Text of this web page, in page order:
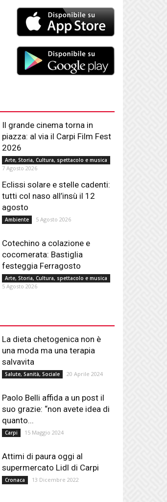
Il grande cinema torna in
piazza: al via il Carpi Film Fest
2026
Arte, Storia, Cultura, spettacolo e musica
7 Agosto 2026
Eclissi solare e stelle cadenti:
tutti col naso all’insù il 12
agosto
Ambiente 5 Agosto 2026
Cotechino a colazione e
cocomerata: Bastiglia
festeggia Ferragosto
Arte, Storia, Cultura, spettacolo e musica
5 Agosto 2026
La dieta chetogenica non è
una moda ma una terapia
salvavita
Salute, Sanità, Sociale 20 Aprile 2024
Paolo Belli affida a un post il
suo grazie: “non avete idea di
quanto...
Carpi 15 Maggio 2024
Attimi di paura oggi al
supermercato Lidl di Carpi
Cronaca 13 Dicembre 2022